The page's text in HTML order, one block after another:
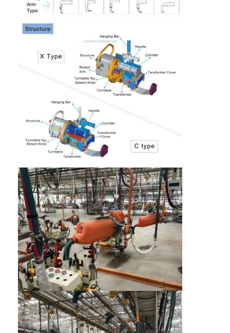
çok kafalı punta kaynak makinesi
masa nokta kaynak makinesi
manuel punta kaynak makinesi
Tek taraflı nokta kaynak makinesi
Dikiş Kaynak Makinesi
Robotik Nokta kaynak tabancası
Difüzyon Kaynak Makinesi
saplama kaynak makinesi
Çarpışmadan Kablolar
Fındık besleme makinesi
Nokta kaynaklı bakır elektrotlar
Endüstriyel Yay Dengecisi
Araç Çukur Çekici
Kondansatör Boşaltma Punta Kaynak Makinesi